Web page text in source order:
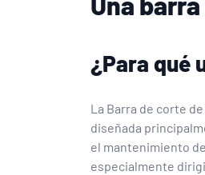
¿Para qué
La Barra de corte
diseñada
el mantenimiento
especialmente